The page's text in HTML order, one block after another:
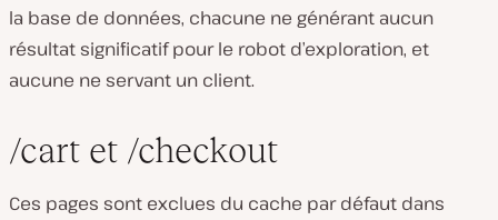
la base de données, chacune ne générant aucun
résultat significatif pour le robot d’exploration, et
aucune ne servant un client.
/cart et /checkout
Ces pages sont exclues du cache par défaut dans